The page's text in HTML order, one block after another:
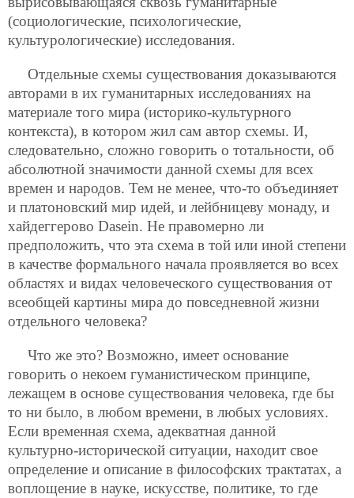
(социологические, психологические,
культурологические) исследования.
Отдельные схемы существования доказываются
авторами в их гуманитарных исследованиях на
материале того мира (историко-культурного
контекста), в котором жил сам автор схемы. И,
следовательно, сложно говорить о тотальности, об
абсолютной значимости данной схемы для всех
времен и народов. Тем не менее, что-то объединяет
и платоновский мир идей, и лейбницеву монаду, и
хайдеггерово Dasein. Не правомерно ли
предположить, что эта схема в той или иной степени
в качестве формального начала проявляется во всех
областях и видах человеческого существования от
всеобщей картины мира до повседневной жизни
отдельного человека?
Что же это? Возможно, имеет основание
говорить о некоем гуманистическом принципе,
лежащем в основе существования человека, где бы
то ни было, в любом времени, в любых условиях.
Если временная схема, адекватная данной
культурно-исторической ситуации, находит свое
определение и описание в философских трактатах, а
воплощение в науке, искусстве, политике, то где